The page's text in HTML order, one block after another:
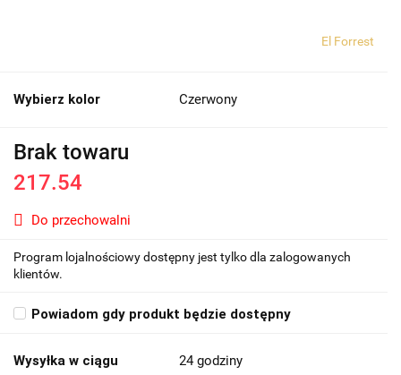
El Forrest
Wybierz kolor Czerwony
Brak towaru
217.54
Do przechowalni
Program lojalnościowy dostępny jest tylko dla zalogowanych
klientów.
Powiadom gdy produkt będzie dostępny
Wysyłka w ciągu 24 godziny